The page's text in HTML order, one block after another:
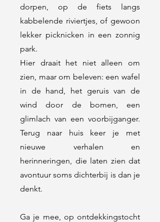
dorpen, op de fiets langs
kabbelende riviertjes, of gewoon
lekker picknicken in een zonnig
park.
Hier draait het niet alleen om
zien, maar om beleven: een wafel
in de hand, het geruis van de
wind door de bomen, een
glimlach van een voorbijganger.
Terug naar huis keer je met
nieuwe verhalen en
herinneringen, die laten zien dat
avontuur soms dichterbij is dan je
denkt.
Ga je mee, op ontdekkingstocht